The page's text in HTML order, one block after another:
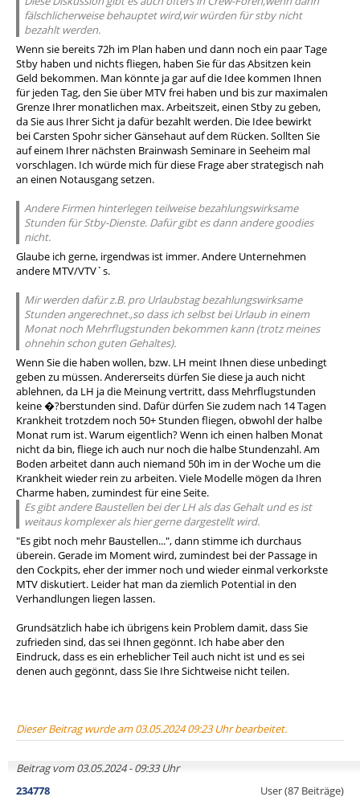
fälschlicherweise behauptet wird,wir würden für stby nicht
bezahlt werden.
Wenn sie bereits 72h im Plan haben und dann noch ein paar Tage
Stby haben und nichts fliegen, haben Sie für das Absitzen kein
Geld bekommen. Man könnte ja gar auf die Idee kommen Ihnen
für jeden Tag, den Sie über MTV frei haben und bis zur maximalen
Grenze Ihrer monatlichen max. Arbeitszeit, einen Stby zu geben,
da Sie aus Ihrer Sicht ja dafür bezahlt werden. Die Idee bewirkt
bei Carsten Spohr sicher Gänsehaut auf dem Rücken. Sollten Sie
auf einem Ihrer nächsten Brainwash Seminare in Seeheim mal
vorschlagen. Ich würde mich für diese Frage aber strategisch nah
an einen Notausgang setzen.
Andere Firmen hinterlegen teilweise bezahlungswirksame
Stunden für Stby-Dienste. Dafür gibt es dann andere goodies
nicht.
Glaube ich gerne, irgendwas ist immer. Andere Unternehmen
andere MTV/VTV`s.
Mir werden dafür z.B. pro Urlaubstag bezahlungswirksame
Stunden angerechnet.,so dass ich selbst bei Urlaub in einem
Monat noch Mehrflugstunden bekommen kann (trotz meines
ohnehin schon guten Gehaltes).
Wenn Sie die haben wollen, bzw. LH meint Ihnen diese unbedingt
geben zu müssen. Andererseits dürfen Sie diese ja auch nicht
ablehnen, da LH ja die Meinung vertritt, dass Mehrflugstunden
keine �?berstunden sind. Dafür dürfen Sie zudem nach 14 Tagen
Krankheit trotzdem noch 50+ Stunden fliegen, obwohl der halbe
Monat rum ist. Warum eigentlich? Wenn ich einen halben Monat
nicht da bin, fliege ich auch nur noch die halbe Stundenzahl. Am
Boden arbeitet dann auch niemand 50h im in der Woche um die
Krankheit wieder rein zu arbeiten. Viele Modelle mögen da Ihren
Charme haben, zumindest für eine Seite.
Es gibt andere Baustellen bei der LH als das Gehalt und es ist
weitaus komplexer als hier gerne dargestellt wird.
"Es gibt noch mehr Baustellen...", dann stimme ich durchaus
überein. Gerade im Moment wird, zumindest bei der Passage in
den Cockpits, eher der immer noch und wieder einmal verkorkste
MTV diskutiert. Leider hat man da ziemlich Potential in den
Verhandlungen liegen lassen.
Grundsätzlich habe ich übrigens kein Problem damit, dass Sie
zufrieden sind, das sei Ihnen gegönnt. Ich habe aber den
Eindruck, dass es ein erheblicher Teil auch nicht ist und es sei
denen auch gegönnt, dass Sie Ihre Sichtweise nicht teilen.
Dieser Beitrag wurde am 03.05.2024 09:23 Uhr bearbeitet.
Beitrag vom 03.05.2024 - 09:33 Uhr
234778
User (87 Beiträge)